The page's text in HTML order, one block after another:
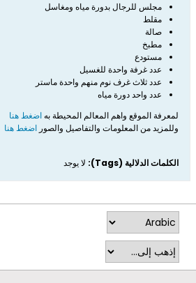
مجلس للرجال بدورة مياه ومغاسل
مقلط
صالة
مطبخ
مستودع
عدد غرفة واحدة للغسيل
عدد ثلاث غرف نوم منهم واحدة ماستر
عدد واحد دورة مياه
لمعرفة الموقع واهم المعالم المحيطة بهاضغط هنا
وللمزيد من المعلومات والتفاصيل والصور اضغط هنا
الكلمات الدلالية (Tags): لا يوجد